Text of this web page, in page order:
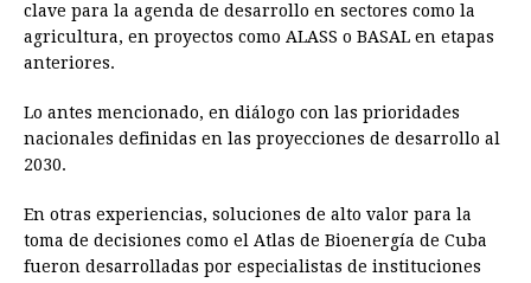
clave para la agenda de desarrollo en sectores como la
agricultura, en proyectos como ALASS o BASAL en etapas
anteriores.
Lo antes mencionado, en diálogo con las prioridades
nacionales definidas en las proyecciones de desarrollo al
2030.
En otras experiencias, soluciones de alto valor para la
toma de decisiones como el Atlas de Bioenergía de Cuba
fueron desarrolladas por especialistas de instituciones